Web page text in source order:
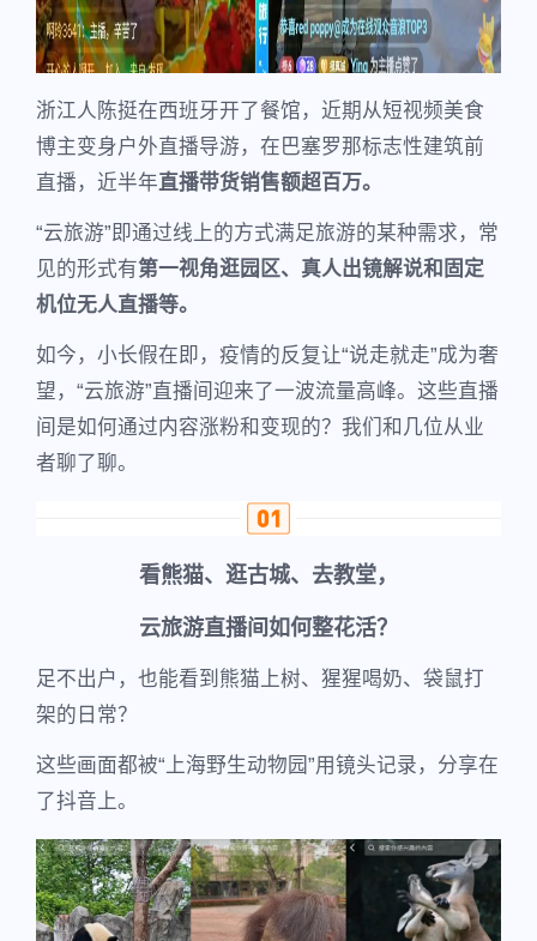
浙江人陈挺在西班牙开了餐馆，近期从短视频美食
博主变身户外直播导游，在巴塞罗那标志性建筑前
直播，近半年直播带货销售额超百万。
“云旅游”即通过线上的方式满足旅游的某种需求，常
见的形式有第一视角逛园区、真人出镜解说和固定
机位无人直播等。
如今，小长假在即，疫情的反复让“说走就走”成为奢
望，“云旅游”直播间迎来了一波流量高峰。这些直播
间是如何通过内容涨粉和变现的？我们和几位从业
者聊了聊。
看熊猫、逛古城、去教堂，
云旅游直播间如何整花活？
足不出户，也能看到熊猫上树、猩猩喝奶、袋鼠打
架的日常？
这些画面都被“上海野生动物园”用镜头记录，分享在
了抖音上。